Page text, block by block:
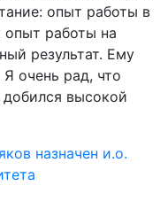
опыт работы в
опыт работы на
результат. Ему
очень рад, что
добился высокой
назначен и.о.